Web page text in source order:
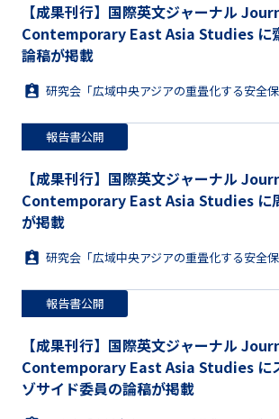
【成果刊行】国際英文ジャーナル
Contemporary East Asia Studies に
論稿が掲載
研究会「広域中央アジアの重畳化する安全保
報告書公開
【成果刊行】国際英文ジャーナル
Contemporary East Asia Studies に
が掲載
研究会「広域中央アジアの重畳化する安全保
報告書公開
【成果刊行】国際英文ジャーナル
Contemporary East Asia Studies に
ゾサイド委員の論稿が掲載